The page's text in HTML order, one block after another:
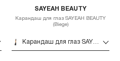
SAYEAH BEAUTY
Карандаш для глаз SAYEAH BEAUTY
(Biege)
Карандаш для глаз SAYEAH BEAUTY (Biege)